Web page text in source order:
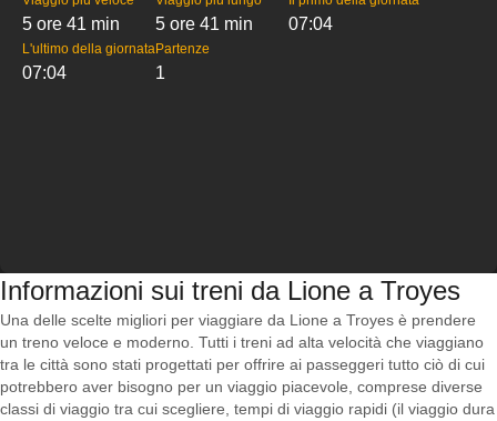
5 ore 41 min 5 ore 41 min 07:04
L'ultimo della giornata
07:04
Partenze
1
Informazioni sui treni da Lione a Troyes
Una delle scelte migliori per viaggiare da Lione a Troyes è prendere
un treno veloce e moderno. Tutti i treni ad alta velocità che viaggiano
tra le città sono stati progettati per offrire ai passeggeri tutto ciò di cui
potrebbero aver bisogno per un viaggio piacevole, comprese diverse
classi di viaggio tra cui scegliere, tempi di viaggio rapidi (il viaggio dura